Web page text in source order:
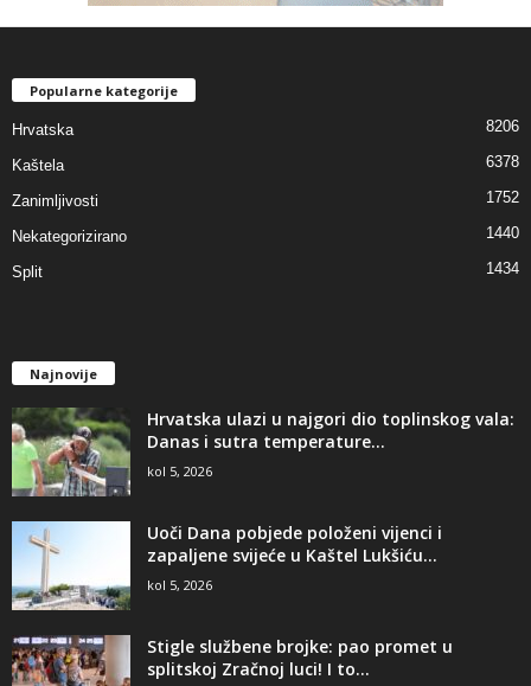
Popularne kategorije
Hrvatska 8206
Kaštela 6378
Zanimljivosti 1752
Nekategorizirano 1440
Split 1434
Najnovije
Hrvatska ulazi u najgori dio toplinskog vala:
Danas i sutra temperature...
kol 5, 2026
Uoči Dana pobjede položeni vijenci i
zapaljene svijeće u Kaštel Lukšiću...
kol 5, 2026
Stigle službene brojke: pao promet u
splitskoj Zračnoj luci! I to...